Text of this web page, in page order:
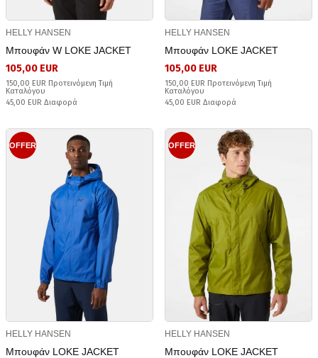
HELLY HANSEN
Μπουφάν W LOKE JACKET
105,00 EUR
150,00 EUR Προτεινόμενη Τιμή
Καταλόγου
45,00 EUR Διαφορά
HELLY HANSEN
Μπουφάν LOKE JACKET
105,00 EUR
150,00 EUR Προτεινόμενη Τιμή
Καταλόγου
45,00 EUR Διαφορά
OFFER
HELLY HANSEN
Μπουφάν LOKE JACKET
OFFER
HELLY HANSEN
Μπουφάν LOKE JACKET